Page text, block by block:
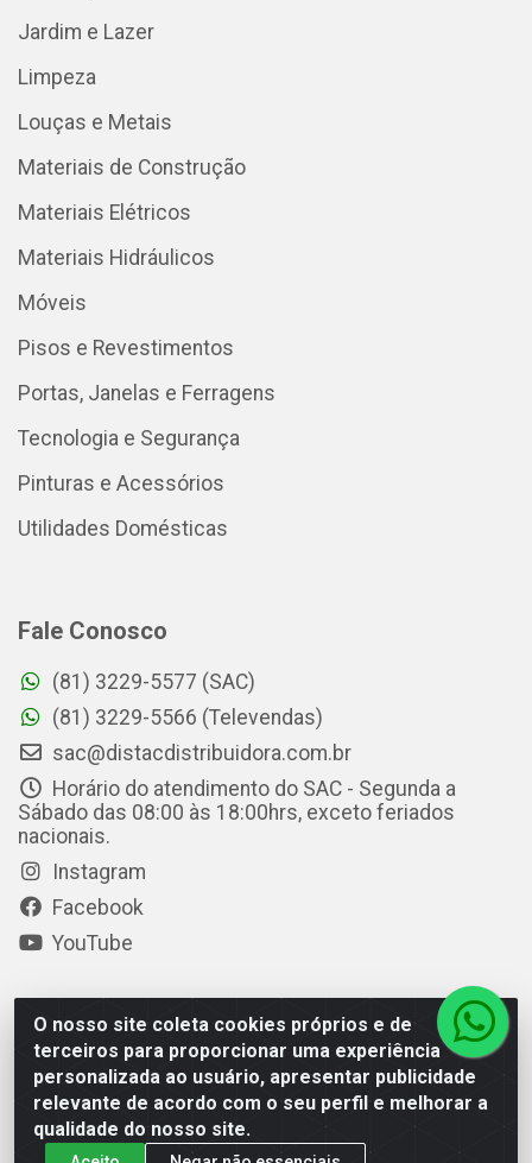
O nosso site coleta cookies próprios e de
terceiros para proporcionar uma experiência
personalizada ao usuário, apresentar publicidade
relevante de acordo com o seu perfil e melhorar a
qualidade do nosso site.
Jardim e Lazer
Limpeza
Louças e Metais
Materiais de Construção
Materiais Elétricos
Materiais Hidráulicos
Móveis
Pisos e Revestimentos
Portas, Janelas e Ferragens
Tecnologia e Segurança
Pinturas e Acessórios
Utilidades Domésticas
Fale Conosco
(81) 3229-5577 (SAC)
(81) 3229-5566 (Televendas)
sac@distacdistribuidora.com.br
Horário do atendimento do SAC - Segunda a
Sábado das 08:00 às 18:00hrs, exceto feriados
nacionais.
Instagram
Facebook
YouTube
Distac Distribuidora - Av. Durval de Góes Monteiro, 7049 -
Jardim Petrópolis - Maceió/AL - CEP 57061-000 - CNPJ
08.072.649/0001-20